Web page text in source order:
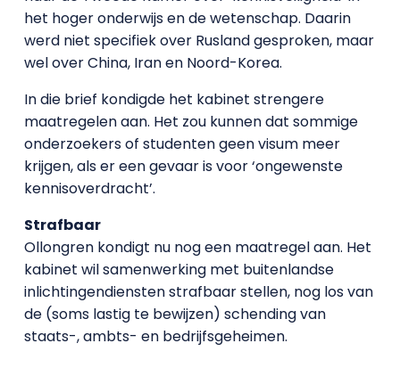
het hoger onderwijs en de wetenschap. Daarin
werd niet specifiek over Rusland gesproken, maar
wel over China, Iran en Noord-Korea.
In die brief kondigde het kabinet strengere
maatregelen aan. Het zou kunnen dat sommige
onderzoekers of studenten geen visum meer
krijgen, als er een gevaar is voor ‘ongewenste
kennisoverdracht’.
Strafbaar
Ollongren kondigt nu nog een maatregel aan. Het
kabinet wil samenwerking met buitenlandse
inlichtingendiensten strafbaar stellen, nog los van
de (soms lastig te bewijzen) schending van
staats-, ambts- en bedrijfsgeheimen.